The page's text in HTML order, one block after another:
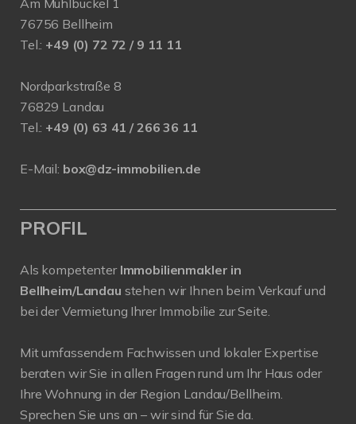
Am Mühlbuckel 1
76756 Bellheim
Tel.: +49 (0) 72 72 / 9 11 11
Nordparkstraße 8
76829 Landau
Tel.: +49 (0) 63 41 / 266 36 11
E-Mail: box@dz-immobilien.de
PROFIL
Als kompetenter Immobilienmakler in
Bellheim/Landau stehen wir Ihnen beim Verkauf und
bei der Vermietung Ihrer Immobilie zur Seite.
Mit umfassendem Fachwissen und lokaler Expertise
beraten wir Sie in allen Fragen rund um Ihr Haus oder
Ihre Wohnung in der Region Landau/Bellheim.
Sprechen Sie uns an – wir sind für Sie da.